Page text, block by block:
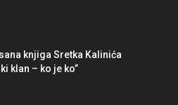
knjiga Sretka Kalinića
klan – ko je ko”